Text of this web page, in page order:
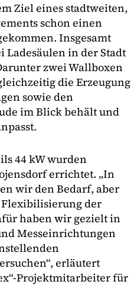
Ziel eines stadtweiten,
schon einen
Insgesamt
Ladesäulen in der Stadt
zwei Wallboxen
die Erzeugung
sowie den
im Blick behält und
44 kW wurden
errichtet. „In
wir den Bedarf, aber
der
haben wir gezielt in
Messeinrichtungen
erläutert
Projektmitarbeiter für